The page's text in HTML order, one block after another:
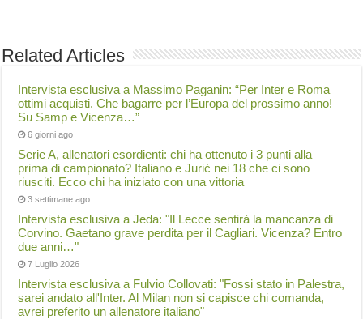
Related Articles
Intervista esclusiva a Massimo Paganin: “Per Inter e Roma
ottimi acquisti. Che bagarre per l’Europa del prossimo anno!
Su Samp e Vicenza…”
6 giorni ago
Serie A, allenatori esordienti: chi ha ottenuto i 3 punti alla
prima di campionato? Italiano e Jurić nei 18 che ci sono
riusciti. Ecco chi ha iniziato con una vittoria
3 settimane ago
Intervista esclusiva a Jeda: "Il Lecce sentirà la mancanza di
Corvino. Gaetano grave perdita per il Cagliari. Vicenza? Entro
due anni…"
7 Luglio 2026
Intervista esclusiva a Fulvio Collovati: "Fossi stato in Palestra,
sarei andato all'Inter. Al Milan non si capisce chi comanda,
avrei preferito un allenatore italiano"